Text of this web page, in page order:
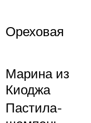
Ореховая
Марина из
Киоджа
Пастила-